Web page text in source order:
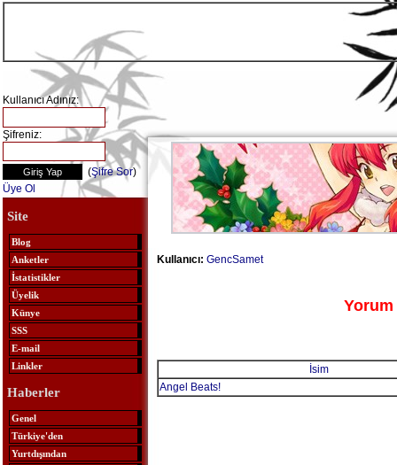
Kullanıcı Adınız:
Şifreniz:
(Şifre Sor)
Üye Ol
Site
Blog
Anketler
İstatistikler
Üyelik
Künye
SSS
E-mail
Linkler
Haberler
Genel
Türkiye'den
Yurtdışından
Kullanıcı: GencSamet
Yorum
İsim
Angel Beats!